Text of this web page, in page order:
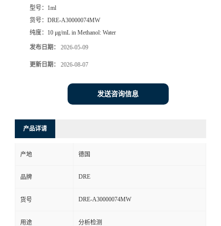
型号： 1ml
货号： DRE-A30000074MW
纯度： 10 μg/mL in Methanol: Water
发布日期： 2026-05-09
更新日期： 2026-08-07
发送咨询信息
产品详请
产地 德国
品牌 DRE
货号 DRE-A30000074MW
用途 分析检测